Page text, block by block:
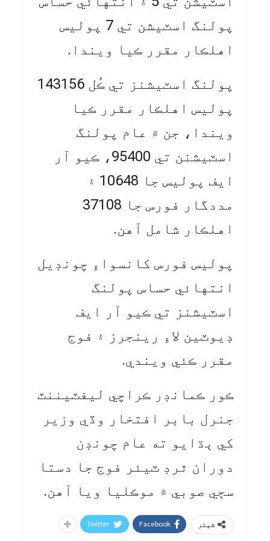
پولنگ اسٽيشن تي 7 پوليس
اهلڪار مقرر ڪيا ويندا.
پولنگ اسٽيشنز تي ڪُل 143156
پوليس اهلڪار مقرر ڪيا
ويندا، جن ۾ عام پولنگ
اسٽيشنن تي 95400، ڪيو آر
ايف پوليس جا 10648 ۽
مددگار فورس جا 37108
اهلڪار شامل آهن.
پوليس فورس کانسواءِ چونڊيل
انتهائي حساس پولنگ
اسٽيشنز تي ڪيو آر ايف
ڊيوٽين لاءِ رينجرز ۽ فوج
مقرر ڪئي ويندي.
ڪور ڪمانڊر ڪراچي ليفٽيننٽ
جنرل بابر افتخار وڏي وزير
کي ٻڌايو ته عام چونڊن
دوران ٿرڊ ٽيئر فوج جا دستا
سڄي صوبي ۾ موڪليا ويا آهن.
شیئر Facebook
Twitter